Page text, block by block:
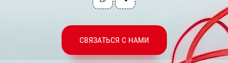
СВЯЗАТЬСЯ С НАМИ